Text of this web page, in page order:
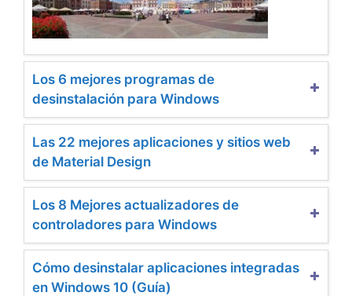
Los 6 mejores programas de
desinstalación para Windows
Las 22 mejores aplicaciones y sitios web
de Material Design
Los 8 Mejores actualizadores de
controladores para Windows
Cómo desinstalar aplicaciones integradas
en Windows 10 (Guía)